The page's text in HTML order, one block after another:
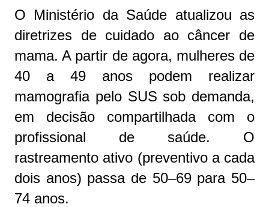
O Ministério da Saúde atualizou as
diretrizes de cuidado ao câncer de
mama. A partir de agora, mulheres de
40 a 49 anos podem realizar
mamografia pelo SUS sob demanda,
em decisão compartilhada com o
profissional de saúde. O
rastreamento ativo (preventivo a cada
dois anos) passa de 50–69 para 50–
74 anos.